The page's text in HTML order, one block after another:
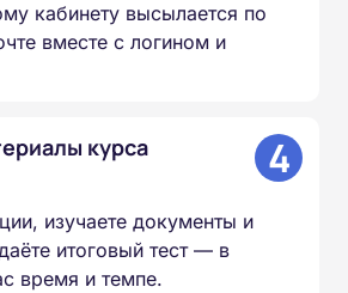
кабинету высылается по
вместе с логином и
курса 4
изучаете документы и
итоговый тест — в
время и темпе.